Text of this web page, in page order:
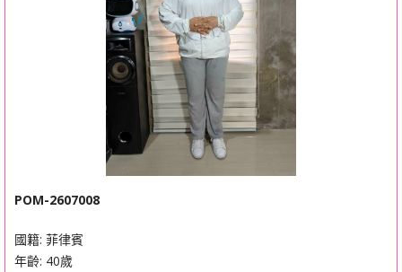
POM-2607008
國籍: 菲律賓
年齡: 40歲